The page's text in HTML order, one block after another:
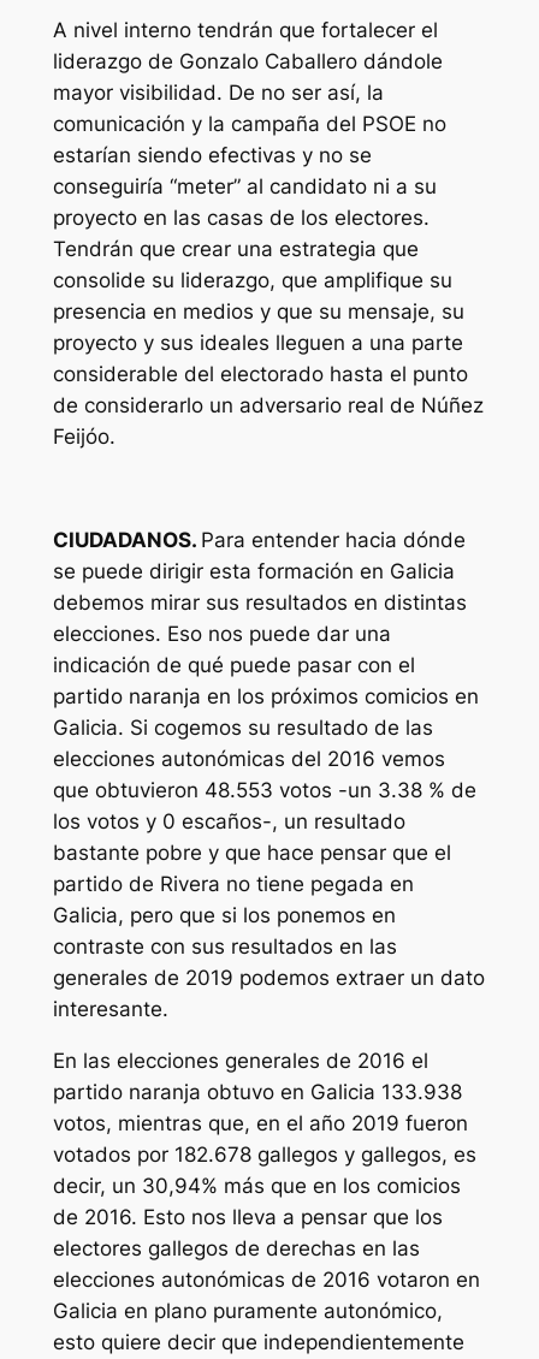
A nivel interno tendrán que fortalecer el
liderazgo de Gonzalo Caballero dándole
mayor visibilidad. De no ser así, la
comunicación y la campaña del PSOE no
estarían siendo efectivas y no se
conseguiría “meter” al candidato ni a su
proyecto en las casas de los electores.
Tendrán que crear una estrategia que
consolide su liderazgo, que amplifique su
presencia en medios y que su mensaje, su
proyecto y sus ideales lleguen a una parte
considerable del electorado hasta el punto
de considerarlo un adversario real de Núñez
Feijóo.
CIUDADANOS. Para entender hacia dónde
se puede dirigir esta formación en Galicia
debemos mirar sus resultados en distintas
elecciones. Eso nos puede dar una
indicación de qué puede pasar con el
partido naranja en los próximos comicios en
Galicia. Si cogemos su resultado de las
elecciones autonómicas del 2016 vemos
que obtuvieron 48.553 votos -un 3.38 % de
los votos y 0 escaños-, un resultado
bastante pobre y que hace pensar que el
partido de Rivera no tiene pegada en
Galicia, pero que si los ponemos en
contraste con sus resultados en las
generales de 2019 podemos extraer un dato
interesante.
En las elecciones generales de 2016 el
partido naranja obtuvo en Galicia 133.938
votos, mientras que, en el año 2019 fueron
votados por 182.678 gallegos y gallegos, es
decir, un 30,94% más que en los comicios
de 2016. Esto nos lleva a pensar que los
electores gallegos de derechas en las
elecciones autonómicas de 2016 votaron en
Galicia en plano puramente autonómico,
esto quiere decir que independientemente